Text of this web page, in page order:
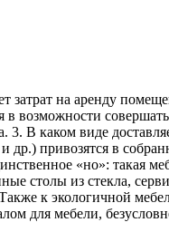
затрат на аренду
в возможности
В каком виде
привозятся в
«но»: такая
столы из стекла,
к экологичной
для мебели,